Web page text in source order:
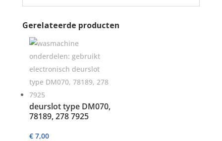
Gerelateerde producten
deurslot type DM070,
78189, 278 7925
€7,00